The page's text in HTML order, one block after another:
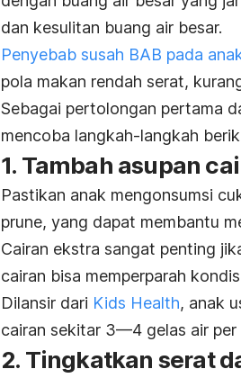
dan kesulitan buang air besar.
Penyebab susah BAB pada
pola makan rendah serat,
Sebagai pertolongan pertama
mencoba langkah-langkah
1. Tambah asupan
Pastikan anak mengonsumsi
prune, yang dapat membantu
Cairan ekstra sangat penting
cairan bisa memperparah
Dilansir dari Kids Health, anak
cairan sekitar 3—4 gelas air per
2. Tingkatkan serat